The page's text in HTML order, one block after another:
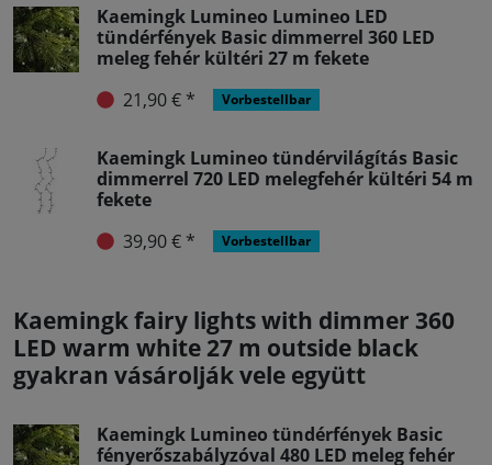
Kaemingk Lumineo Lumineo LED
tündérfények Basic dimmerrel 360 LED
meleg fehér kültéri 27 m fekete
21,90 € *
Vorbestellbar
Kaemingk Lumineo tündérvilágítás Basic
dimmerrel 720 LED melegfehér kültéri 54 m
fekete
39,90 € *
Vorbestellbar
Kaemingk fairy lights with dimmer 360
LED warm white 27 m outside black
gyakran vásárolják vele együtt
Kaemingk Lumineo tündérfények Basic
fényerőszabályzóval 480 LED meleg fehér